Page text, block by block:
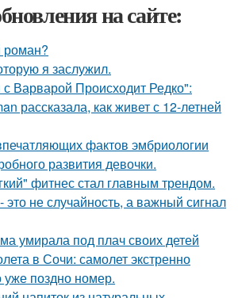
на сайте:
я заслужил.
Варварой Происходит Редко":
рассказала, как живет с 12-летней
фактов эмбриологии
развития девочки.
фитнес стал главным трендом.
это не случайность, а важный сигнал
умирала под плач своих детей
в Сочи: самолет экстренно
поздно номер.